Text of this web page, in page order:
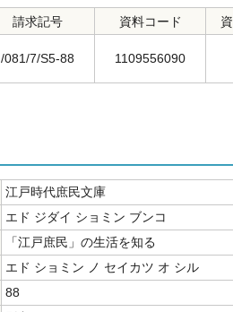
請求記号 資料コード
/081/7/S5-88 1109556090
江戸時代庶民文庫
エド ジダイ ショミン ブンコ
「江戸庶民」の生活を知る
エド ショミン ノ セイカツ オ シル
88